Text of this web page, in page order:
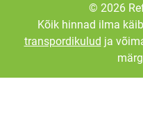
© 2026
Kõik hinnad ilma
transpordikulud ja